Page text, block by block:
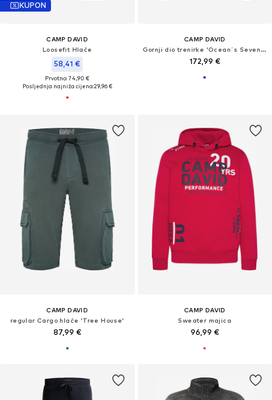
KUPON
CAMP DAVID
Loosefit Hlače
58,41 €
Prvotno: 74,90 €
Posljednja najniža cijena:29,96 €
CAMP DAVID
Gornji dio trenirke 'Ocean´s Seven II'
172,99 €
CAMP DAVID
regular Cargo hlače 'Tree House'
87,99 €
CAMP DAVID
Sweater majica
96,99 €